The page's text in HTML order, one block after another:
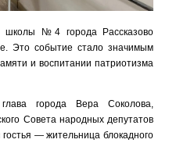
школы №4 города Рассказово
Это событие стало значимым
и воспитании патриотизма
города Вера Соколова,
Совета народных депутатов
— жительница блокадного